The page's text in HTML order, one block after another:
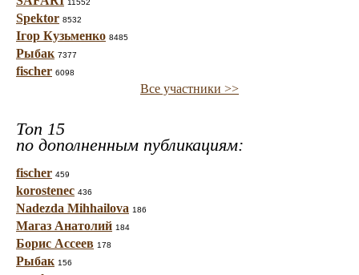
11552
Spektor 8532
Ігор Кузьменко 8485
Рыбак 7377
fischer 6098
Все участники >>
Топ 15
по дополненным публикациям:
fischer 459
korostenec 436
Nadezda Mihhailova 186
Магаз Анатолий 184
Борис Ассеев 178
Рыбак 156